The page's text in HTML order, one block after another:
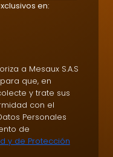
en:
a Mesaux S.A.S
que, en
y trate sus
con el
Personales
de
y de Protección